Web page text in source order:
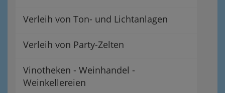
Verleih von Ton- und Lichtanlagen
Verleih von Party-Zelten
Vinotheken - Weinhandel -
Weinkellereien